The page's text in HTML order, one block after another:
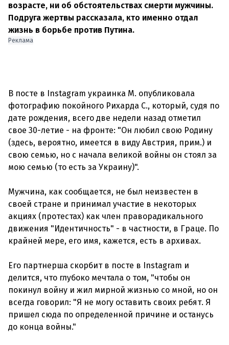
возрасте, ни об обстоятельствах смерти мужчины.
Подруга жертвы рассказала, кто именно отдал
жизнь в борьбе против Путина.
Реклама
В посте в Instagram украинка М. опубликовала
фотографию покойного Рихарда С., который, судя по
дате рождения, всего две недели назад отметил
свое 30-летие - на фронте: "Он любил свою Родину
(здесь, вероятно, имеется в виду Австрия, прим.) и
свою семью, но с начала великой войны он стоял за
мою семью (то есть за Украину)".
Мужчина, как сообщается, не был неизвестен в
своей стране и принимал участие в некоторых
акциях (протестах) как член праворадикального
движения "Идентичность" - в частности, в Граце. По
крайней мере, его имя, кажется, есть в архивах.
Его партнерша скорбит в посте в Instagram и
делится, что глубоко мечтала о том, "чтобы он
покинул войну и жил мирной жизнью со мной, но он
всегда говорил: "Я не могу оставить своих ребят. Я
пришел сюда по определенной причине и останусь
до конца войны."